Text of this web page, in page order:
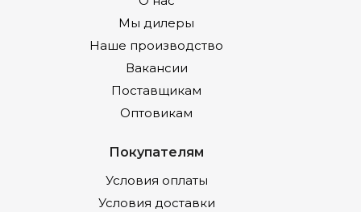
Мы дилеры
Наше производство
Вакансии
Поставщикам
Оптовикам
Покупателям
Условия оплаты
Условия доставки